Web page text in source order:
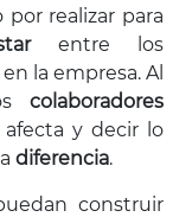
realizar para
entre los
la empresa. Al
colaboradores
y decir lo
diferencia.
construir